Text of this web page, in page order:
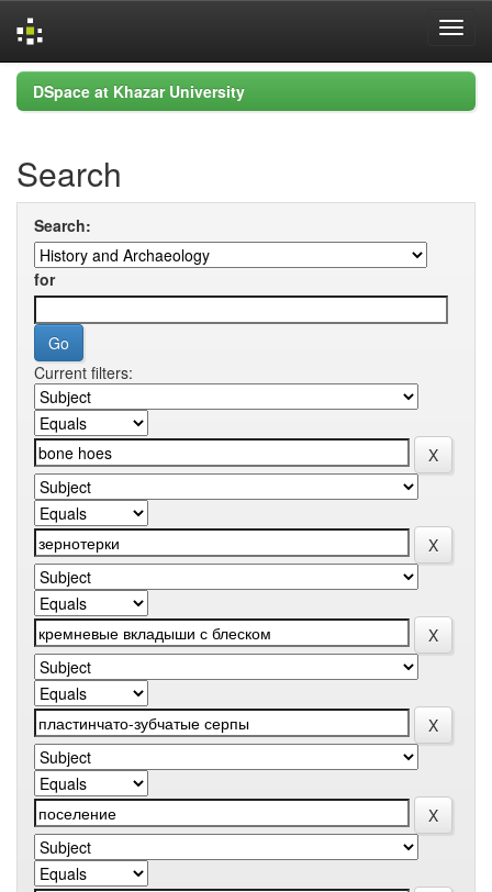
Skip
navigation
DSpace at Khazar University
Search
Search:
for
Current filters: